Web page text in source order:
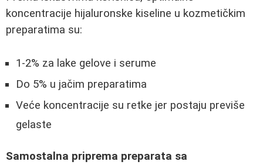
koncentracije hijaluronske kiseline u kozmetičkim
preparatima su:
1-2% za lake gelove i serume
Do 5% u jačim preparatima
Veće koncentracije su retke jer postaju previše
gelaste
Samostalna priprema preparata sa